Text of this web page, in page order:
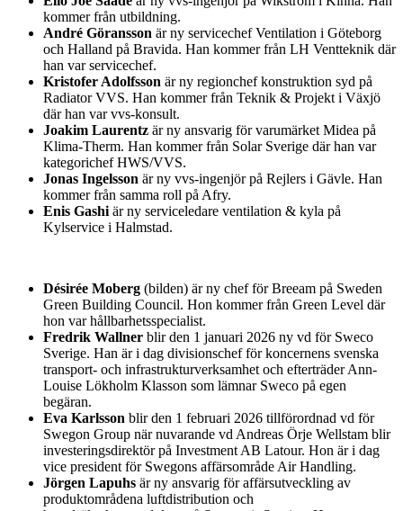
kommer från utbildning.
André Göransson är ny servicechef Ventilation i Göteborg
och Halland på Bravida. Han kommer från LH Ventteknik där
han var servicechef.
Kristofer Adolfsson är ny regionchef konstruktion syd på
Radiator VVS. Han kommer från Teknik & Projekt i Växjö
där han var vvs-konsult.
Joakim Laurentz är ny ansvarig för varumärket Midea på
Klima-Therm. Han kommer från Solar Sverige där han var
kategorichef HWS/VVS.
Jonas Ingelsson är ny vvs-ingenjör på Rejlers i Gävle. Han
kommer från samma roll på Afry.
Enis Gashi är ny serviceledare ventilation & kyla på
Kylservice i Halmstad.
Désirée Moberg (bilden) är ny chef för Breeam på Sweden
Green Building Council. Hon kommer från Green Level där
hon var hållbarhetsspecialist.
Fredrik Wallner blir den 1 januari 2026 ny vd för Sweco
Sverige. Han är i dag divisionschef för koncernens svenska
transport- och infrastrukturverksamhet och efterträder Ann-
Louise Lökholm Klasson som lämnar Sweco på egen
begäran.
Eva Karlsson blir den 1 februari 2026 tillförordnad vd för
Swegon Group när nuvarande vd Andreas Örje Wellstam blir
investeringsdirektör på Investment AB Latour. Hon är i dag
vice president för Swegons affärsområde Air Handling.
Jörgen Lapuhs är ny ansvarig för affärsutveckling av
produktområdena luftdistribution och